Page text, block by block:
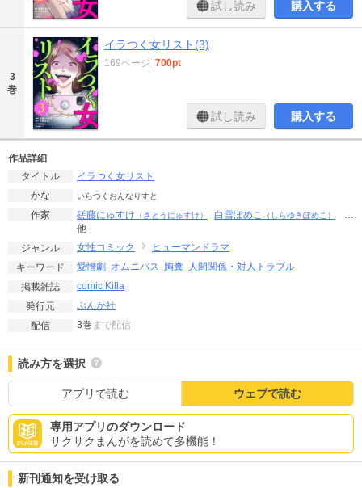
試し読み 購入する
3
巻
イラつく女リスト(3)
169ページ 700pt
試し読み 購入する
作品詳細
タイトル
イラつく女リスト
かな
いらつくおんなりすと
作家 磋藤にゅすけ （さとうにゅすけ） 白雪ぽめこ （しらゆきぽめこ）
他
ジャンル
女性コミック
ヒューマンドラマ
キーワード
愛憎劇 オムニバス 胸糞 人間関係・対人トラブル
掲載雑誌
comic Killa
発行元
ぶんか社
配信
3巻 まで配信
読み方を選択
アプリで読む ウェブで読む
専用アプリのダウンロード
サクサクまんがを読めて多機能！
新刊通知を受け取る